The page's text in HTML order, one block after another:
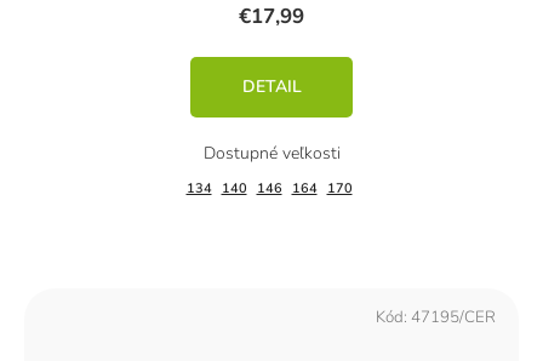
€17,99
DETAIL
134 140 146 164 170
Kód: 47195/CER